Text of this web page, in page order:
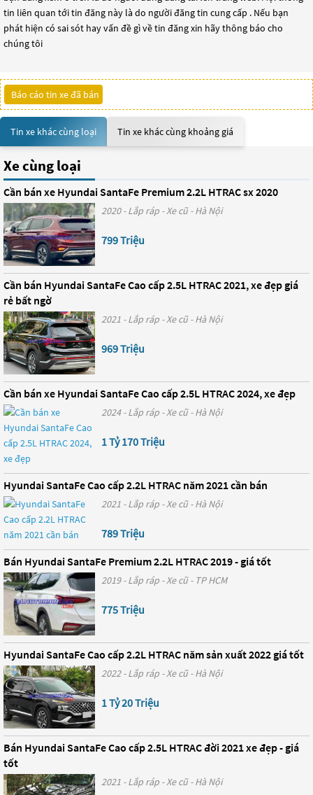
tin liên quan tới tin đăng này là do người đăng tin cung cấp . Nếu bạn
phát hiện có sai sót hay vấn đề gì về tin đăng xin hãy thông báo cho
chúng tôi
Báo cáo tin xe đã bán
Tin xe khác cùng loại Tin xe khác cùng khoảng giá
Xe cùng loại
Cần bán xe Hyundai SantaFe Premium 2.2L HTRAC sx 2020
2020 - Lắp ráp - Xe cũ - Hà Nội
799 Triệu
Cần bán Hyundai SantaFe Cao cấp 2.5L HTRAC 2021, xe đẹp giá
rẻ bất ngờ
2021 - Lắp ráp - Xe cũ - Hà Nội
969 Triệu
Cần bán xe Hyundai SantaFe Cao cấp 2.5L HTRAC 2024, xe đẹp
2024 - Lắp ráp - Xe cũ - Hà Nội
1 Tỷ 170 Triệu
Hyundai SantaFe Cao cấp 2.2L HTRAC năm 2021 cần bán
2021 - Lắp ráp - Xe cũ - Hà Nội
789 Triệu
Bán Hyundai SantaFe Premium 2.2L HTRAC 2019 - giá tốt
2019 - Lắp ráp - Xe cũ - TP HCM
775 Triệu
Hyundai SantaFe Cao cấp 2.2L HTRAC năm sản xuất 2022 giá tốt
2022 - Lắp ráp - Xe cũ - Hà Nội
1 Tỷ 20 Triệu
Bán Hyundai SantaFe Cao cấp 2.5L HTRAC đời 2021 xe đẹp - giá
tốt
2021 - Lắp ráp - Xe cũ - Hà Nội